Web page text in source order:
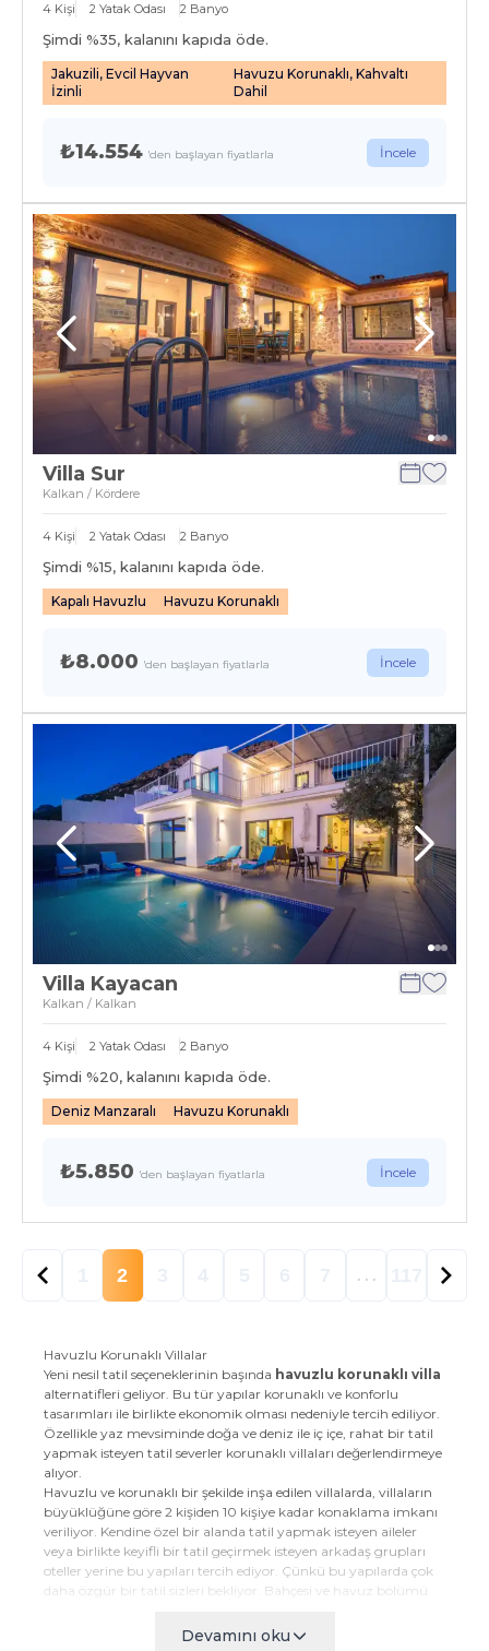
4 Kişi 2 Yatak Odası 2 Banyo
Şimdi %35, kalanını kapıda öde.
Jakuzili, Evcil Hayvan
İzinli
Havuzu Korunaklı, Kahvaltı
Dahil
₺14.554 'den başlayan fiyatlarla İncele
Villa Sur
Kalkan / Kördere
4 Kişi 2 Yatak Odası 2 Banyo
Şimdi %15, kalanını kapıda öde.
Kapalı Havuzlu Havuzu Korunaklı
₺8.000 'den başlayan fiyatlarla İncele
Villa Kayacan
Kalkan / Kalkan
4 Kişi 2 Yatak Odası 2 Banyo
Şimdi %20, kalanını kapıda öde.
Deniz Manzaralı Havuzu Korunaklı
₺5.850 'den başlayan fiyatlarla İncele
2 . . .
Havuzlu Korunaklı Villalar
Yeni nesil tatil seçeneklerinin başında havuzlu korunaklı villa
alternatifleri geliyor. Bu tür yapılar korunaklı ve konforlu
tasarımları ile birlikte ekonomik olması nedeniyle tercih ediliyor.
Özellikle yaz mevsiminde doğa ve deniz ile iç içe, rahat bir tatil
yapmak isteyen tatil severler korunaklı villaları değerlendirmeye
alıyor.
Havuzlu ve korunaklı bir şekilde inşa edilen villalarda, villaların
büyüklüğüne göre 2 kişiden 10 kişiye kadar konaklama imkanı
veriliyor. Kendine özel bir alanda tatil yapmak isteyen aileler
veya birlikte keyifli bir tatil geçirmek isteyen arkadaş grupları
oteller yerine bu yapıları tercih ediyor. Çünkü bu yapılarda çok
daha özgür bir tatil sizleri bekliyor. Bahçesi ve havuz bölümü
özel bir yaşam alanı oluşturarak güneşin ve doğanın tadını
Devamını oku